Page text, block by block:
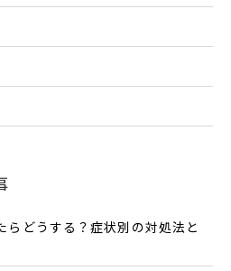
らどうする？症状別の対処法と